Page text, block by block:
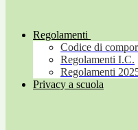
Regolamenti
Codice di
Regolamenti I.C.
Regolamenti
Privacy a scuola